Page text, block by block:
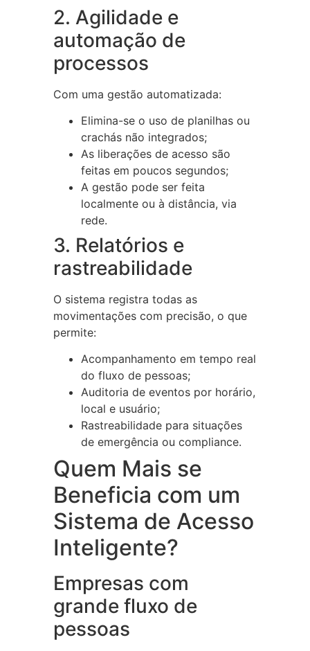
2. Agilidade e
automação de
processos
Com uma gestão automatizada:
Elimina-se o uso de planilhas ou
crachás não integrados;
As liberações de acesso são
feitas em poucos segundos;
A gestão pode ser feita
localmente ou à distância, via
rede.
3. Relatórios e
rastreabilidade
O sistema registra todas as
movimentações com precisão, o que
permite:
Acompanhamento em tempo real
do fluxo de pessoas;
Auditoria de eventos por horário,
local e usuário;
Rastreabilidade para situações
de emergência ou compliance.
Quem Mais se
Beneficia com um
Sistema de Acesso
Inteligente?
Empresas com
grande fluxo de
pessoas